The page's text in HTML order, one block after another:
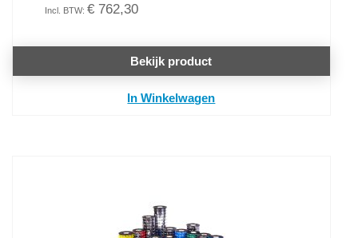
€ 762,30
Bekijk product
In Winkelwagen